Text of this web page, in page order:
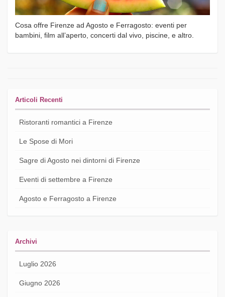
Cosa offre Firenze ad Agosto e Ferragosto: eventi per
bambini, film all’aperto, concerti dal vivo, piscine, e altro.
Articoli Recenti
Ristoranti romantici a Firenze
Le Spose di Mori
Sagre di Agosto nei dintorni di Firenze
Eventi di settembre a Firenze
Agosto e Ferragosto a Firenze
Archivi
Luglio 2026
Giugno 2026